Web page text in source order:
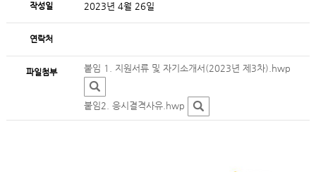
작성일 2023년 4월 26일
연락처
파일첨부 붙임 1. 지원서류 및 자기소개서(2023년 제3차).hwp
붙임2. 응시결격사유.hwp